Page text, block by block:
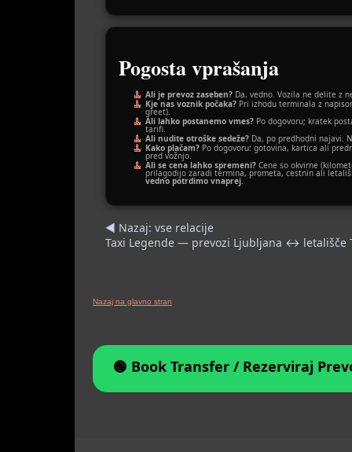
Pogosta vprašanja
Ali je prevoz zaseben? Da, vedno. Vozila ne delite z
Kje nas voznik počaka? Pri izhodu terminala z
greet).
Ali lahko postanemo vmes? Po dogovoru; kratek
tarifi.
Ali nudite otroške sedeže? Da, po predhodni najavi.
Kako plačam? Po dogovoru: gotovina, kartica ali
pred vožnjo.
Ali se cena lahko spremeni? Cene so okvirne
prilagodijo zaradi termina, prometa, cestnin ali
vedno potrdimo vnaprej.
◀ Nazaj: vse relacije
Taxi Legende — prevozi Ljubljana ↔ letališče
Nazaj na glavno stran
🟢 Book Transfer / Rezerviraj